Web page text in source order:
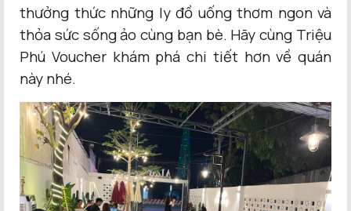
thưởng thức những ly đồ uống thơm ngon và
thỏa sức sống ảo cùng bạn bè. Hãy cùng Triệu
Phú Voucher khám phá chi tiết hơn về quán
này nhé.